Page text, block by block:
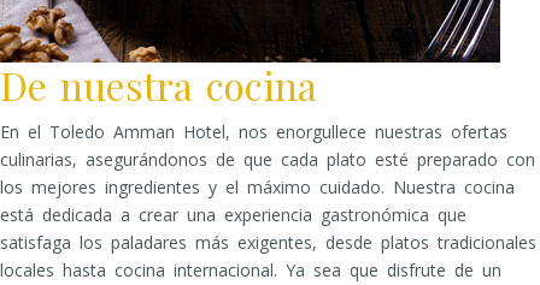
De nuestra cocina
En el Toledo Amman Hotel, nos enorgullece nuestras ofertas
culinarias, asegurándonos de que cada plato esté preparado con
los mejores ingredientes y el máximo cuidado. Nuestra cocina
está dedicada a crear una experiencia gastronómica que
satisfaga los paladares más exigentes, desde platos tradicionales
locales hasta cocina internacional. Ya sea que disfrute de un